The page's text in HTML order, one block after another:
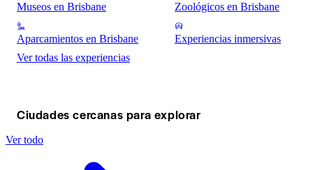
Museos en Brisbane Zoológicos en Brisbane
Aparcamientos en Brisbane
Experiencias inmersivas
Ver todas las experiencias
Ciudades cercanas para explorar
Ver todo